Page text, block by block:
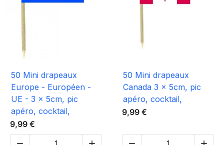
50 Mini drapeaux
Europe - Européen -
UE - 3 x 5cm, pic
apéro, cocktail,
9,99 €
50 Mini drapeaux
Canada 3 x 5cm, pic
apéro, cocktail,
9,99 €